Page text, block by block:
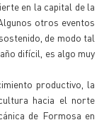
en la capital de la
otros eventos
de modo tal
difícil, es algo muy
productivo, la
hacia el norte
de Formosa en